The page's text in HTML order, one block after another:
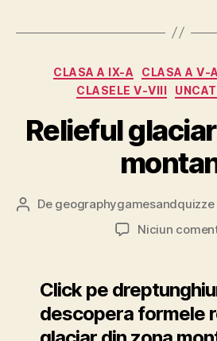
CLASA A IX-A CLASA A V-A
CLASELE V-VIII
Relieful
Autor
De geographygamesandquizze
Niciun
Click pe
descopera formele